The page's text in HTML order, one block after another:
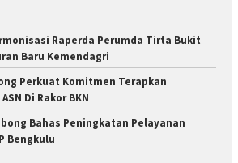
Raperda Perumda Tirta Bukit
Baru Kemendagri
Perkuat Komitmen Terapkan
Di Rakor BKN
Bahas Peningkatan Pelayanan
Bengkulu